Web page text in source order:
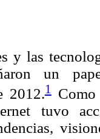
y las
un
2012.1Como
tuvo